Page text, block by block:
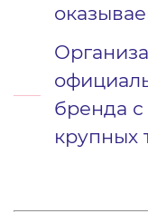
бренда с
крупных